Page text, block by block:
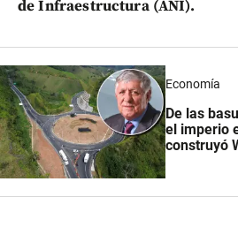
de Infraestructura (ANI).
Economía
De las
el imperio
construyó